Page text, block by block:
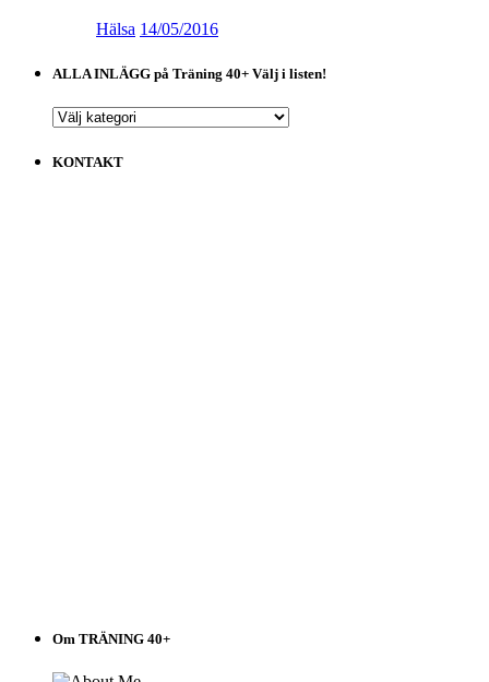
Hälsa 14/05/2016
ALLA INLÄGG på Träning 40+ Välj i listen!
ALLA
på
KONTAKT
Om TRÄNING 40+